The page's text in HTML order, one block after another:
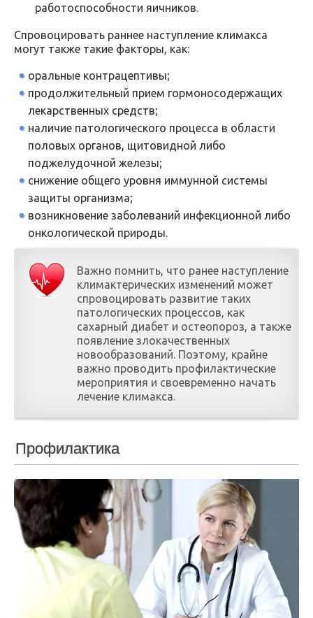
работоспособности яичников.
Спровоцировать раннее наступление климакса
могут также такие факторы, как:
оральные контрацептивы;
продолжительный прием гормоносодержащих
лекарственных средств;
наличие патологического процесса в области
половых органов, щитовидной либо
поджелудочной железы;
снижение общего уровня иммунной системы
защиты организма;
возникновение заболеваний инфекционной либо
онкологической природы.
Важно помнить, что ранее наступление
климактерических изменений может
спровоцировать развитие таких
патологических процессов, как
сахарный диабет и остеопороз, а также
появление злокачественных
новообразований. Поэтому, крайне
важно проводить профилактические
мероприятия и своевременно начать
лечение климакса.
Профилактика